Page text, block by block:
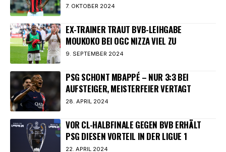
7. OKTOBER 2024
EX-TRAINER TRAUT BVB-LEIHGABE
MOUKOKO BEI OGC NIZZA VIEL ZU
9. SEPTEMBER 2024
PSG SCHONT MBAPPÉ – NUR 3:3 BEI
AUFSTEIGER, MEISTERFEIER VERTAGT
28. APRIL 2024
VOR CL-HALBFINALE GEGEN BVB ERHÄLT
PSG DIESEN VORTEIL IN DER LIGUE 1
22. APRIL 2024